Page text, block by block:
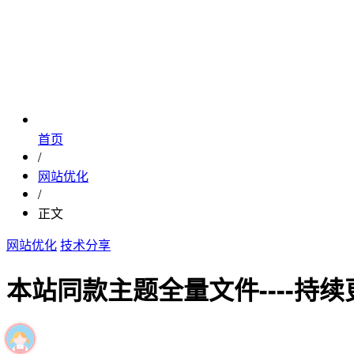
首页
/
网站优化
/
正文
网站优化技术分享
本站同款主题全量文件----持续